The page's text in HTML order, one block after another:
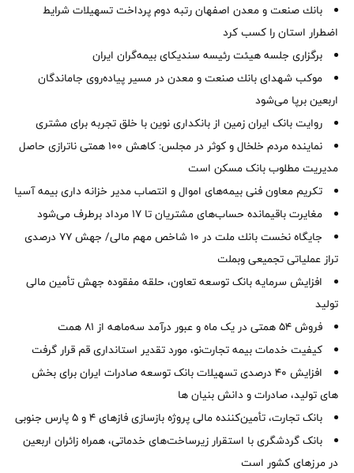
بانك صنعت و معدن اصفهان رتبه دوم پرداخت تسهیلات شرایط
اضطرار استان را كسب كرد
برگزاری جلسه هیئت رئیسه سندیکای بیمه‌گران ایران
موكب شهدای بانك صنعت و معدن در مسیر پیاده‌روی جاماندگان
اربعین برپا می‌شود
روایت بانک ایران زمین از بانکداری نوین با خلق تجربه برای مشتری
نماینده مردم خلخال و کوثر در مجلس: کاهش ۱۰۰ همتی ناترازی حاصل
مدیریت مطلوب بانک مسکن است
تکریم معاون فنی بیمه‌های اموال و انتصاب مدیر خزانه داری بیمه آسیا
مغایرت‌ باقیمانده حساب‌های مشتریان تا ۱۷ مرداد برطرف می‌شود
جایگاه نخست بانك ملت در 10 شاخص مهم مالی/ جهش 77 درصدی
تراز عملیاتی تجمیعی وبملت
افزایش سرمایه بانک توسعه تعاون، حلقه مفقوده جهش تأمین مالی
تولید
فروش 54 همتی در یک ماه و عبور درآمد سه‌ماهه از 81 همت
کیفیت خدمات بیمه تجارت‌نو، مورد تقدیر استانداری قم قرار گرفت
افزایش 40 درصدی تسهیلات بانک توسعه صادرات ایران برای بخش
های تولید، صادرات و دانش بنیان ها
بانک تجارت، تأمین‌کننده مالی پروژه بازسازی فازهای ۴ و ۵ پارس جنوبی
بانک گردشگری با استقرار زیرساخت‌های خدماتی، همراه زائران اربعین
در مرزهای کشور است